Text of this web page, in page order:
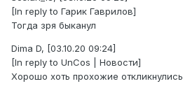
[In reply to Гарик Гаврилов]
Тогда зря быканул
Dima D, [03.10.20 09:24]
[In reply to UnCos | Новости]
Хорошо хоть прохожие